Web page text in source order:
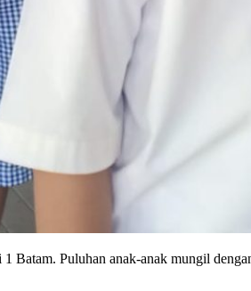
Puluhan anak-anak mungil